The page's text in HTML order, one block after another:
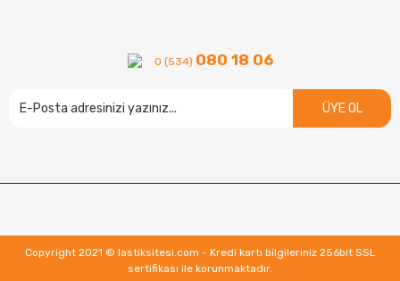
0 (534) 080 18 06
ÜYE OL
Copyright 2021 © lastiksitesi.com - Kredi kartı bilgileriniz 256bit SSL
sertifikası ile korunmaktadır.